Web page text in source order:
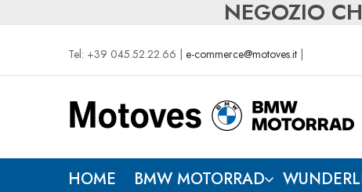
NEGOZIO
Tel: +39 045.52.22.66 | e-commerce@motoves.it
HOME BMW MOTORRAD